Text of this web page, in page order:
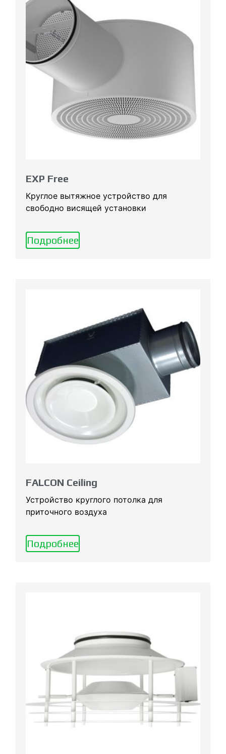
EXP Free
Круглое вытяжное устройство для
свободно висящей установки
Подробнее
FALCON Ceiling
Устройство круглого потолка для
приточного воздуха
Подробнее